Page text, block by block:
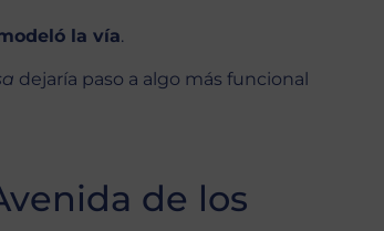
la vía.
dejaría paso a algo más funcional
de los